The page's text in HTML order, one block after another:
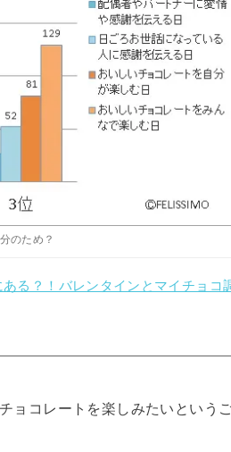
のため？
る？！バレンタインとマイチョコ
ョコレートを楽しみたいという